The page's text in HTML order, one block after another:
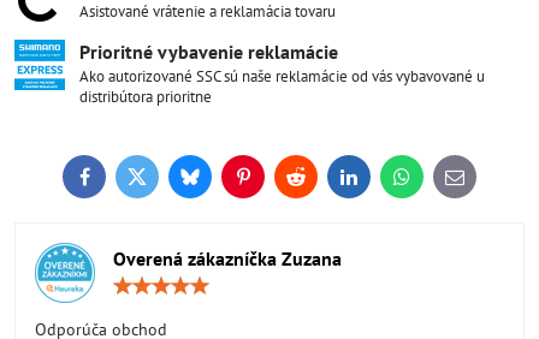
Asistované vrátenie a reklamácia tovaru
Prioritné vybavenie reklamácie
Ako autorizované SSC sú naše reklamácie od vás vybavované u
distribútora prioritne
FacebookTwitterBlueskyPinterestReddit LinkedInWhatsApp
E-
mail
Overená zákazníčka Zuzana
Odporúča obchod